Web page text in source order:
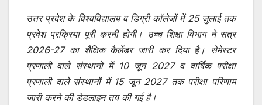
उत्तर प्रदेश के विश्वविद्यालय व डिग्री कॉलेजों में 25 जुलाई तक
प्रवेश प्रक्रिया पूरी करनी होगी। उच्च शिक्षा विभाग ने सत्र
2026-27 का शैक्षिक कैलेंडर जारी कर दिया है। सेमेस्टर
प्रणाली वाले संस्थानों में 10 जून 2027 व वार्षिक परीक्षा
प्रणाली वाले संस्थानों में 15 जून 2027 तक परीक्षा परिणाम
जारी करने की डेडलाइन तय की गई है।